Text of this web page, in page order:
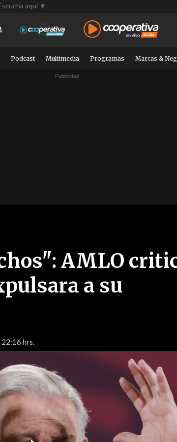
aquí ▼
Podcast Multimedia Programas Marcas &
AMLO
a su
22:16 hrs.